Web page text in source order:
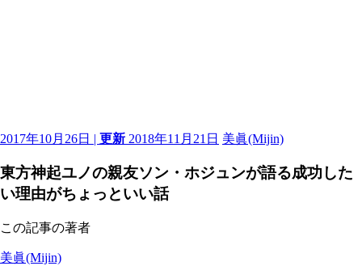
2017年10月26日 | 更新 2018年11月21日 美眞(Mijin)
東方神起ユノの親友ソン・ホジュンが語る成功した
い理由がちょっといい話
この記事の著者
美眞(Mijin)